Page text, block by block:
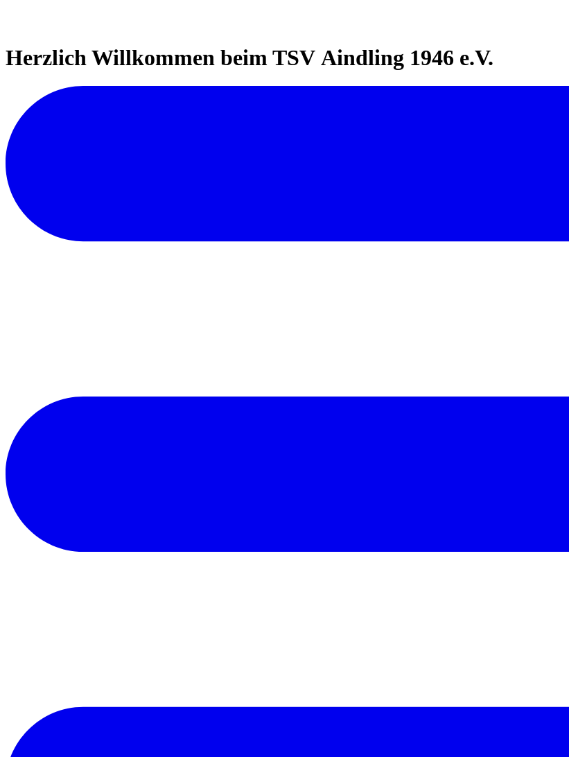
Herzlich Willkommen beim TSV Aindling 1946 e.V.